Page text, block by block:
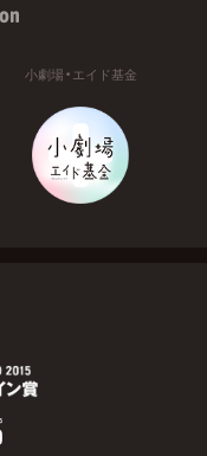
小劇場・エイド基金